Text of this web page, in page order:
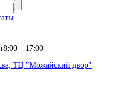
8:00—17:00
ТЦ "Можайский двор"